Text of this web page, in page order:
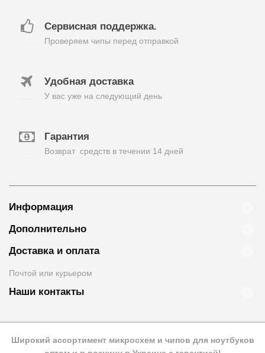
Сервисная поддержка.
Проверяем чипы перед отправкой
Удобная доставка
У вас уже на следующий день
Гарантия
Возврат средств в течении 14 дней
Информация
Дополнительно
Доставка и оплата
Почтой или курьером
Наши контакты
Широкий ассортимент микросхем и чипов для ноутбуков